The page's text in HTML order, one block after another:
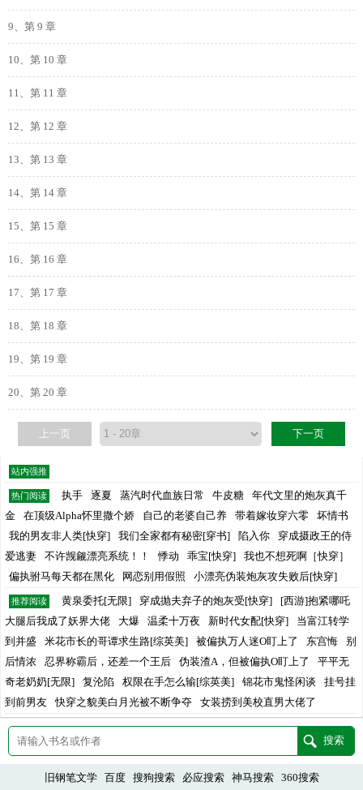
9、第 9 章
10、第 10 章
11、第 11 章
12、第 12 章
13、第 13 章
14、第 14 章
15、第 15 章
16、第 16 章
17、第 17 章
18、第 18 章
19、第 19 章
20、第 20 章
上一页 下一页
站内强推
热门阅读 执手 逐夏 蒸汽时代血族日常 牛皮糖
年代文里的炮灰真千
金
在顶级Alpha怀里撒个娇 自己的老婆自己养 带着嫁妆穿六零
坏情书
我的男友非人类[快穿]
我们全家都有秘密[穿书] 陷入你
穿成摄政王的侍
爱逃妻
不许觊觎漂亮系统！！ 悸动 乖宝[快穿]
我也不想死啊［快穿］
偏执驸马每天都在黑化
网恋别用假照 小漂亮伪装炮灰攻失败后[快穿]
推荐阅读 黄泉委托[无限] 穿成抛夫弃子的炮灰受[快穿]
[西游]抱紧哪吒
大腿后我成了妖界大佬
大爆 温柔十万夜 新时代女配[快穿]
当富江转学
到并盛
米花市长的哥谭求生路[综英美] 被偏执万人迷O盯上了 东宫悔
别
后情浓
忍界称霸后，还差一个王后 伪装渣A，但被偏执O盯上了
平平无
奇老奶奶[无限]
复沦陷 权限在手怎么输[综英美] 锦花市鬼怪闲谈
挂号挂
到前男友
快穿之貌美白月光被不断争夺 女装捞到美校直男大佬了
旧钢笔文学 百度 搜狗搜索 必应搜索 神马搜索 360搜索